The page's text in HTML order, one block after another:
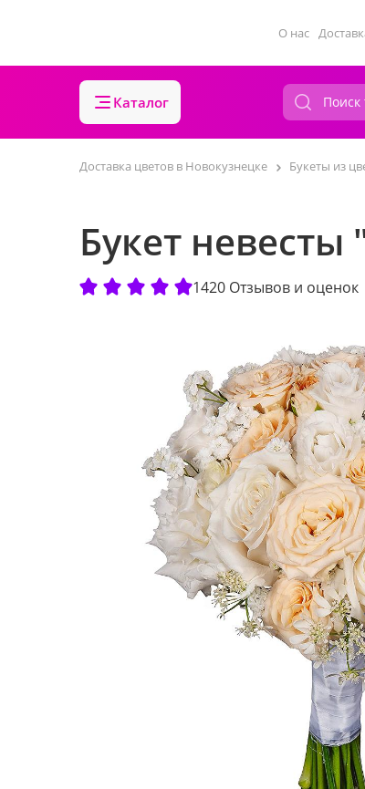
О нас
Каталог
Доставка цветов в Новокузнецке Букеты из
Букет
1420 Отзывов и оценок